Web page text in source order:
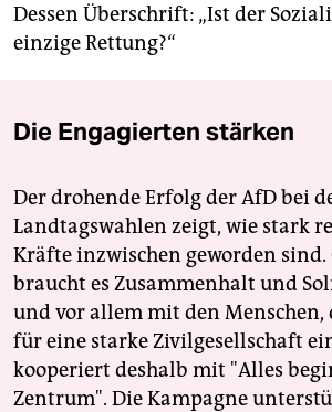
Dessen Überschrift: „Ist der
einzige Rettung?“
Die Engagierten stärken
Der drohende Erfolg der AfD bei
Landtagswahlen zeigt, wie stark
Kräfte inzwischen geworden sind.
braucht es Zusammenhalt und
und vor allem mit den Menschen,
für eine starke Zivilgesellschaft
kooperiert deshalb mit "Alles
Zentrum". Die Kampagne